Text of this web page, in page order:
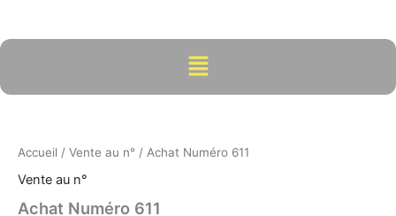
contenu
Menu
Accueil / Vente au n° / Achat Numéro 611
Vente au n°
Achat Numéro 611
Numéro
611